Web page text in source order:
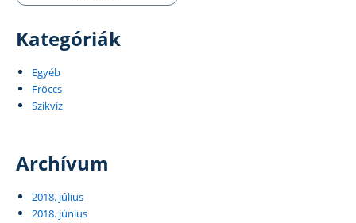
Kategóriák
Egyéb
Fröccs
Szikvíz
Archívum
2018. július
2018. június